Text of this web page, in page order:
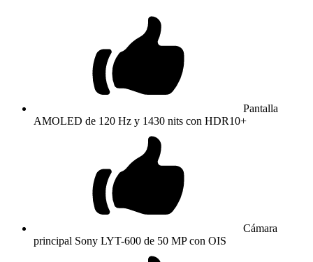
Pantalla
AMOLED de 120 Hz y 1430 nits con HDR10+
Cámara
principal Sony LYT-600 de 50 MP con OIS